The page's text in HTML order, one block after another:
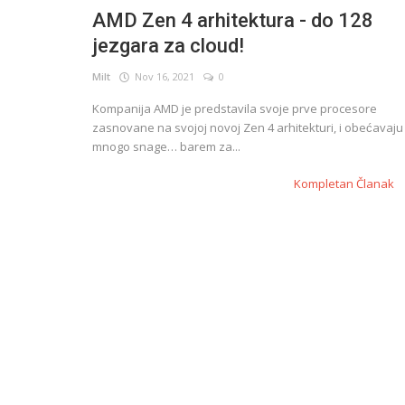
AMD Zen 4 arhitektura - do 128
jezgara za cloud!
Milt Nov 16, 2021 0
Kompanija AMD je predstavila svoje prve procesore
zasnovane na svojoj novoj Zen 4 arhitekturi, i obećavaju
mnogo snage… barem za...
Kompletan Članak